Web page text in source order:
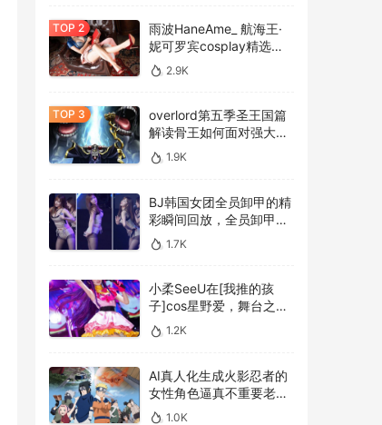
雨波HaneAme_ 航海王·
妮可罗宾cosplay精选作
品 [34P-134MB]
2.9K
overlord第五季圣王国篇
解读骨王如何面对强大的
敌人，overlord第五季圣
王国篇深度解析骨王与敌
1.9K
BJ韩国女团全员卸甲的精
彩瞬间回放，全员卸甲视
频如何观看BJ韩国女团成
员的最精彩时刻？
1.7K
小柔SeeU在[我推的孩
子]cos星野爱，舞台之星
闪耀迷人
1.2K
AI真人化生成火影忍者的
女性角色逼真不重要老婆
美不美才是重点！
1.0K